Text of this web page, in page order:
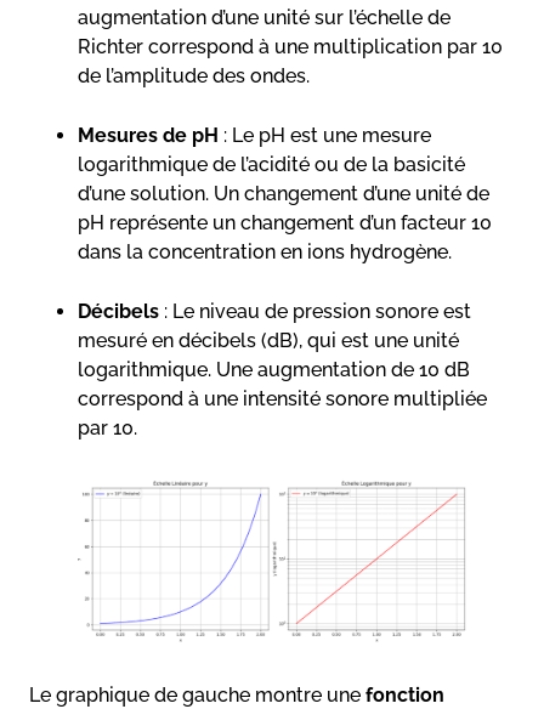
augmentation d’une unité sur l’échelle de
Richter correspond à une multiplication par 10
de l’amplitude des ondes.
Mesures de pH : Le pH est une mesure
logarithmique de l’acidité ou de la basicité
d’une solution. Un changement d’une unité de
pH représente un changement d’un facteur 10
dans la concentration en ions hydrogène.
Décibels : Le niveau de pression sonore est
mesuré en décibels (dB), qui est une unité
logarithmique. Une augmentation de 10 dB
correspond à une intensité sonore multipliée
par 10.
Le graphique de gauche montre une fonction